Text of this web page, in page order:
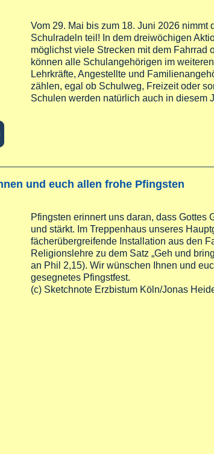
Vom 29. Mai bis zum 18. Juni 2026 nimmt
Schulradeln teil! In dem dreiwöchigen
möglichst viele Strecken mit dem Fahrrad
können alle Schulangehörigen im
Lehrkräfte, Angestellte und
zählen, egal ob Schulweg, Freizeit oder
Schulen werden natürlich auch in diesem
über Aktion „Stadtradeln“ – Das SAG ist mit
und euch allen frohe Pfingsten
Pfingsten erinnert uns daran, dass Gottes
und stärkt. Im Treppenhaus unseres
fächerübergreifende Installation aus den
Religionslehre zu dem Satz „Geh und
an Phil 2,15). Wir wünschen Ihnen und
gesegnetes Pfingstfest.
(c) Sketchnote Erzbistum Köln/Jonas